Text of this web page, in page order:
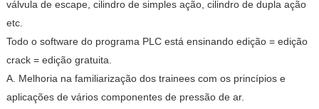
válvula de escape, cilindro de simples ação, cilindro de dupla ação
etc.
Todo o software do programa PLC está ensinando edição = edição
crack = edição gratuita.
A. Melhoria na familiarização dos trainees com os princípios e
aplicações de vários componentes de pressão de ar.